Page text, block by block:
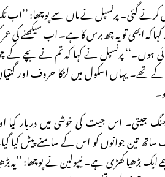
کرنے گئی۔ پرنسپل نے ماں سے پوچھا: ’’اب
کہ ابھی تو یہ چھ برس کا ہے۔ اب سیکھنے کی
ہوں۔‘‘ پرنسپل نے کہا کہ تم نے بچے کے
تھے۔ یہاں اسکول میں لڑکا حروف اور
جیتی۔ اس جیت کی خوشی میں دربار کیا
ساتھ تین جوانوں کو اس کے سامنے پیش کیا
ایک بڑھیا کھڑی ہے۔ نیپولین نے پوچھا: ’’یہ